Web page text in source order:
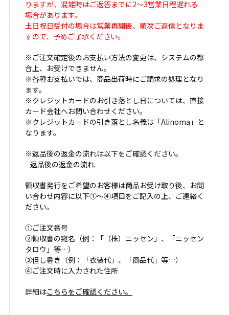
りますが、混雑時はご返答までに2～3営業日程遅れる
場合があります。
土日祝日受付の場合は営業再開後、順次ご返信となりま
すので、予めご了承ください。
※ご注文確定後のお支払い方法の変更は、システムの都
合上、お受けできません。
※各種お支払いでは、商品出荷時にご請求の処理となり
ます。
※クレジットカードのお引き落とし日については、直接
カード会社へお問い合わせください。
※クレジットカードの引き落とし名義は「Alinoma」と
なります。
※返品後の返金の流れは以下をご確認ください。
返品後の返金の流れ
領収書発行をご希望のお客様は商品お受け取り後、お問
い合わせ内容に以下①～④項目をご記入の上、ご連絡く
ださい。
①ご注文番号
②領収書の宛名（例：「（株）ニッセン」、「ニッセン
タロウ」等…）
③但し書き（例：「衣装代」、「商品代」等…）
④ご注文時に入力された住所
詳細はこちらをご確認ください。